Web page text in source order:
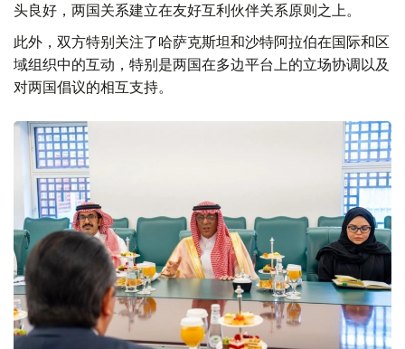
头良好，两国关系建立在友好互利伙伴关系原则之上。
此外，双方特别关注了哈萨克斯坦和沙特阿拉伯在国际和区
域组织中的互动，特别是两国在多边平台上的立场协调以及
对两国倡议的相互支持。